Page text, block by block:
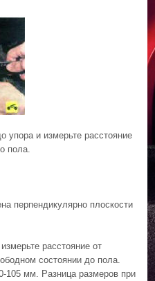
упора и измерьте расстояние
пола.
перпендикулярно плоскости
расстояние от
состоянии до пола.
105 мм. Разница размеров при